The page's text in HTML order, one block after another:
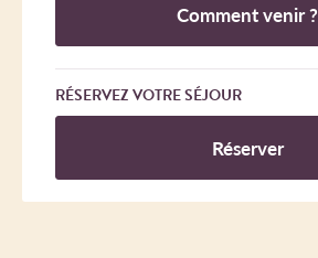
Comment venir ?
RÉSERVEZ VOTRE SÉJOUR
Réserver